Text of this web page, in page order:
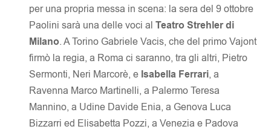
per una propria messa in scena: la sera del 9 ottobre
Paolini sarà una delle voci al Teatro Strehler di
Milano. A Torino Gabriele Vacis, che del primo Vajont
firmò la regia, a Roma ci saranno, tra gli altri, Pietro
Sermonti, Neri Marcorè, e Isabella Ferrari, a
Ravenna Marco Martinelli, a Palermo Teresa
Mannino, a Udine Davide Enia, a Genova Luca
Bizzarri ed Elisabetta Pozzi, a Venezia e Padova